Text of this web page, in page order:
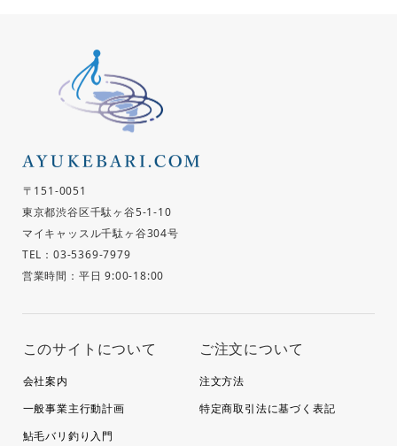
〒151-0051
東京都渋谷区千駄ヶ谷5-1-10
マイキャッスル千駄ヶ谷304号
TEL：03-5369-7979
営業時間：平日 9:00-18:00
このサイトについて
会社案内
一般事業主行動計画
鮎毛バリ釣り入門
ご注文について
注文方法
特定商取引法に基づく表記